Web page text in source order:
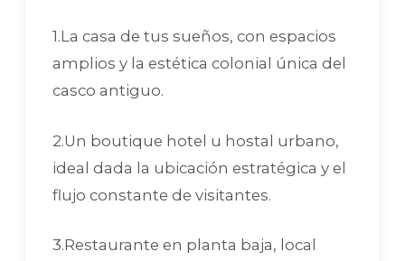
1.La casa de tus sueños, con espacios
amplios y la estética colonial única del
casco antiguo.
2.Un boutique hotel u hostal urbano,
ideal dada la ubicación estratégica y el
flujo constante de visitantes.
3.Restaurante en planta baja, local